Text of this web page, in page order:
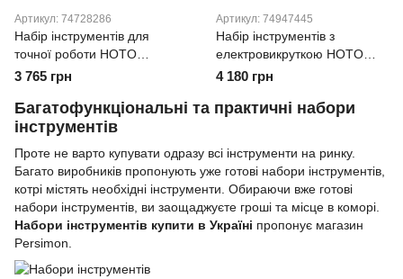
Артикул: 74728286
Набір інструментів для
точної роботи HOTO
Precision Screwdriver Kit Pro
3 765 грн
Артикул: 74947445
Набір інструментів з
електровикруткою HOTO
Hand Tool Set 5 елементів
4 180 грн
Багатофункціональні та практичні набори
інструментів
Проте не варто купувати одразу всі інструменти на ринку.
Багато виробників пропонують уже готові набори інструментів,
котрі містять необхідні інструменти. Обираючи вже готові
набори інструментів, ви заощаджуєте гроші та місце в коморі.
Набори інструментів купити в Україні пропонує магазин
Persimon.